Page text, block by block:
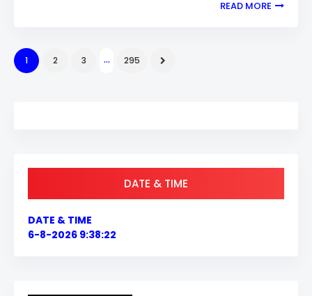
READ MORE
1 2 3 ... 295
DATE & TIME
DATE & TIME
6-8-2026 9:38:23